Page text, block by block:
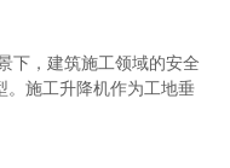
下，建筑施工领域的安全
。施工升降机作为工地垂